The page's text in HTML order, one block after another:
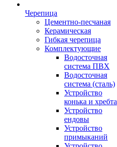
Черепица
Цементно-песчаная
Керамическая
Гибкая черепица
Комплектующие
Водосточная
система ПВХ
Водосточная
система (сталь)
Устройство
конька и хребта
Устройство
ендовы
Устройство
примыканий